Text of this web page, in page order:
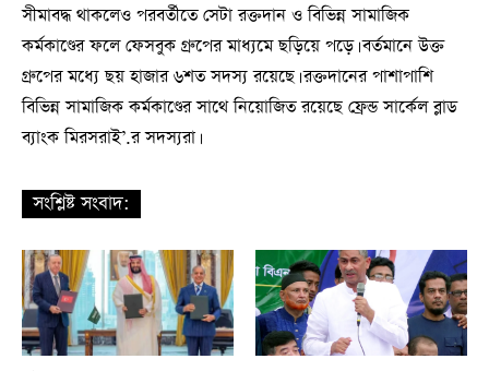
সীমাবদ্ধ থাকলেও পরবর্তীতে সেটা রক্তদান ও বিভিন্ন সামাজিক
কর্মকাণ্ডের ফলে ফেসবুক গ্রুপের মাধ্যমে ছড়িয়ে পড়ে। বর্তমানে উক্ত
গ্রুপের মধ্যে ছয় হাজার ৬শত সদস্য রয়েছে। রক্তদানের পাশাপাশি
বিভিন্ন সামাজিক কর্মকাণ্ডের সাথে নিয়োজিত রয়েছে ফ্রেন্ড সার্কেল ব্লাড
ব্যাংক মিরসরাই’.র সদস্যরা।
সংশ্লিষ্ট সংবাদ: